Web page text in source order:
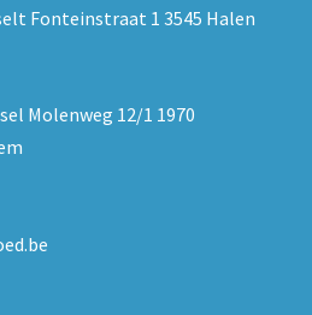
Fonteinstraat 1 3545 Halen
Molenweg 12/1 1970